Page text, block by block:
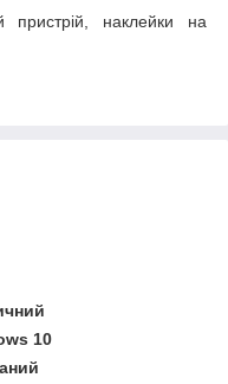
пристрій, наклейки на
10